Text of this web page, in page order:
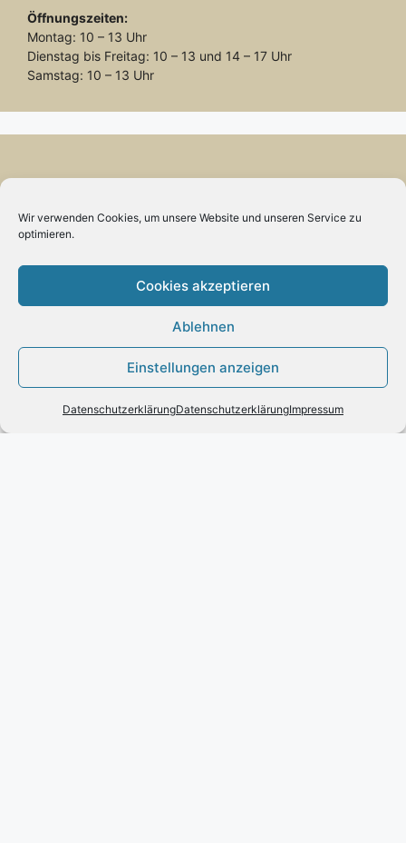
Wir verwenden Cookies, um unsere Website und unseren Service zu
optimieren.
Cookies akzeptieren
Ablehnen
Einstellungen anzeigen
DatenschutzerklärungDatenschutzerklärungImpressum
Öffnungszeiten:
Montag: 10 – 13 Uhr
Dienstag bis Freitag: 10 – 13 und 14 – 17 Uhr
Samstag: 10 – 13 Uhr
Allgemeine Geschäftsbedingungen und